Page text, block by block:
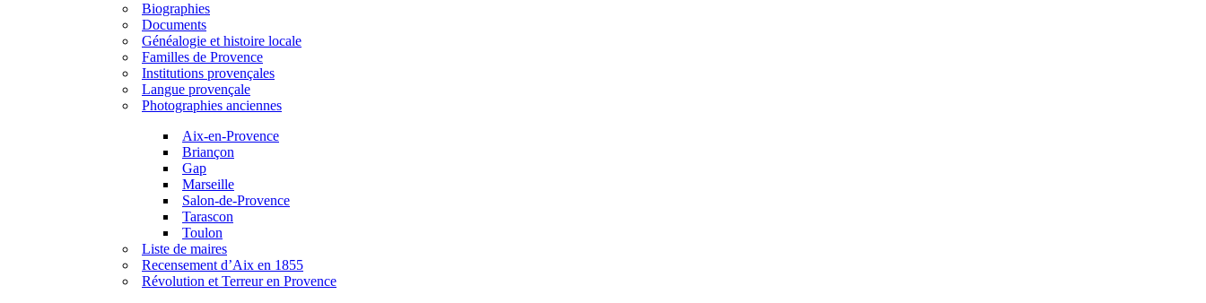
Biographies
Documents
Généalogie et histoire locale
Familles de Provence
Institutions provençales
Langue provençale
Photographies anciennes
Aix-en-Provence
Briançon
Gap
Marseille
Salon-de-Provence
Tarascon
Toulon
Liste de maires
Recensement d’Aix en 1855
Révolution et Terreur en Provence